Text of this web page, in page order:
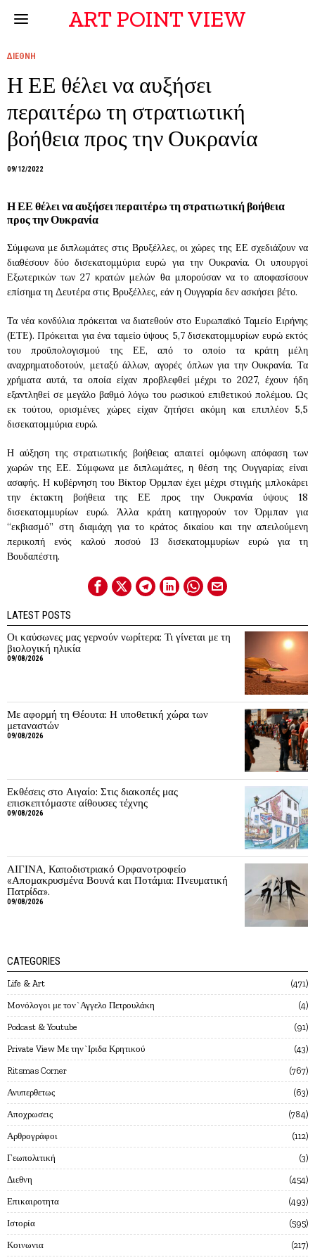
ART POINT VIEW
ΔΙΕΘΝΗ
Η ΕΕ θέλει να αυξήσει
περαιτέρω τη στρατιωτική
βοήθεια προς την Ουκρανία
09/12/2022
Η ΕΕ θέλει να αυξήσει περαιτέρω τη στρατιωτική βοήθεια
προς την Ουκρανία
Σύμφωνα με διπλωμάτες στις Βρυξέλλες, οι χώρες της ΕΕ σχεδιάζουν να
διαθέσουν δύο δισεκατομμύρια ευρώ για την Ουκρανία. Οι υπουργοί
Εξωτερικών των 27 κρατών μελών θα μπορούσαν να το αποφασίσουν
επίσημα τη Δευτέρα στις Βρυξέλλες, εάν η Ουγγαρία δεν ασκήσει βέτο.
Τα νέα κονδύλια πρόκειται να διατεθούν στο Ευρωπαϊκό Ταμείο Ειρήνης
(ΕΤΕ). Πρόκειται για ένα ταμείο ύψους 5,7 δισεκατομμυρίων ευρώ εκτός
του προϋπολογισμού της ΕΕ, από το οποίο τα κράτη μέλη
αναχρηματοδοτούν, μεταξύ άλλων, αγορές όπλων για την Ουκρανία. Τα
χρήματα αυτά, τα οποία είχαν προβλεφθεί μέχρι το 2027, έχουν ήδη
εξαντληθεί σε μεγάλο βαθμό λόγω του ρωσικού επιθετικού πολέμου. Ως
εκ τούτου, ορισμένες χώρες είχαν ζητήσει ακόμη και επιπλέον 5,5
δισεκατομμύρια ευρώ.
Η αύξηση της στρατιωτικής βοήθειας απαιτεί ομόφωνη απόφαση των
χωρών της ΕΕ. Σύμφωνα με διπλωμάτες, η θέση της Ουγγαρίας είναι
ασαφής. Η κυβέρνηση του Βίκτορ Όρμπαν έχει μέχρι στιγμής μπλοκάρει
την έκτακτη βοήθεια της ΕΕ προς την Ουκρανία ύψους 18
δισεκατομμυρίων ευρώ. Άλλα κράτη κατηγορούν τον Όρμπαν για
“εκβιασμό” στη διαμάχη για το κράτος δικαίου και την απειλούμενη
περικοπή ενός καλού ποσού 13 δισεκατομμυρίων ευρώ για τη
Βουδαπέστη.
LATEST POSTS
Οι καύσωνες μας γερνούν νωρίτερα; Τι γίνεται με τη
βιολογική ηλικία
09/08/2026
Με αφορμή τη Θέουτα: Η υποθετική χώρα των
μεταναστών
09/08/2026
Εκθέσεις στο Αιγαίο: Στις διακοπές μας
επισκεπτόμαστε αίθουσες τέχνης
09/08/2026
ΑΙΓΙΝΑ, Καποδιστριακό Ορφανοτροφείο
«Απομακρυσμένα Βουνά και Ποτάμια: Πνευματική
Πατρίδα».
09/08/2026
CATEGORIES
Life & Art 471
Mονόλογοι με τον`Αγγελο Πετρουλάκη 4
Podcast & Youtube 91
Private View Με την`Ιριδα Κρητικού 43
Ritsmas Corner 767
Ανυπερθετως 63
Αποχρωσεις 784
Αρθρογράφοι 112
Γεωπολιτική 3
Διεθνη 454
Επικαιροτητα 493
Ιστορία 595
Κοινωνια 217